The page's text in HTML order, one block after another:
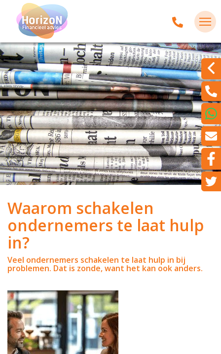
Waarom schakelen
ondernemers te laat hulp
in?
Veel ondernemers schakelen te laat hulp in bij
problemen. Dat is zonde, want het kan ook anders.